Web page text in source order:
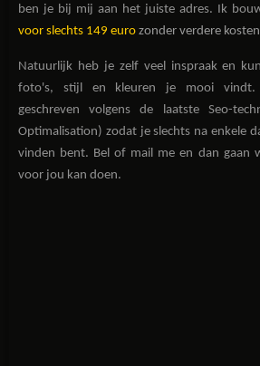
ben je bij mij aan het juiste adres. Ik
voor slechts 149 euro zonder verdere
Natuurlijk heb je zelf veel inspraak en
foto's, stijl en kleuren je mooi vindt.
geschreven volgens de laatste Seo-
Optimalisation) zodat je slechts na enkele
vinden bent. Bel of mail me en dan gaan
voor jou kan doen.